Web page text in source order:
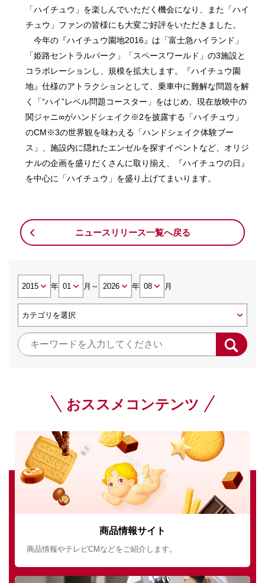
「ハイチュウ」を楽しんでいただく機会になり、また「ハイ
チュウ」ファンの皆様にも大変ご好評をいただきました。
今年の『ハイチュウ園地2016』は「富士急ハイランド」
「姫路セントラルパーク」「スペースワールド」の3施設と
コラボレーションし、規模を拡大します。『ハイチュウ園
地』仕様のアトラクションとして、乗車中に難解な問題を解
く「“ハイ”レベル問題コースター」をはじめ、現在放映中の
関ジャニ∞がハンドシェイク※2を披露する「ハイチュウ」
のCM※3の世界観を味わえる「ハンドシェイク体験ブー
ス」、施設内に隠れたエンゼルを探すイベントなど、オリジ
ナルの企画を盛りだくさんに取り揃え、『ハイチュウの日』
を中心に「ハイチュウ」を盛り上げてまいります。
ニュースリリース一覧へ戻る
年 月 ～ 年 月
おススメコンテンツ
商品情報サイト
商品情報やテレビCMなどをご紹介します。